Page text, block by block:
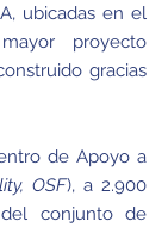
ubicadas en el
proyecto
gracias
de Apoyo a
OSF), a 2.900
conjunto de